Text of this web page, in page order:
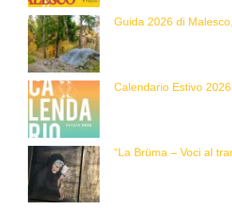
Calendario Estivo 2026